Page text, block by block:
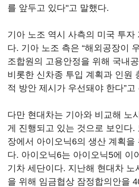
를 앞두고 있다"고 말했다.
기아 노조 역시 사측의 미국 투자
다. 기아 노조 측은 “해외공장이
조합원의 고용안정을 위해 국내
비롯한 신차종 투입 계획과 인원
적 방안 제시가 우선돼야 한다”고
다만 현대차는 기아와 비교해 노
게 진행되고 있는 것으로 보인다.
장에서 아이오닉6의 생산 계획을
다. 아이오닉6는 아이오닉5에 이
기차 세단이다. 지난해 현대차 노
을 위해 임금협상 잠정합의안을